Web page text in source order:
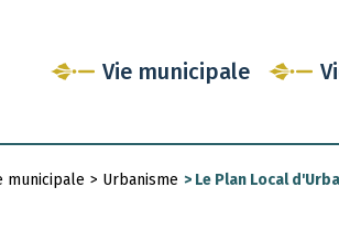
Vie municipale
municipale > Urbanisme > Le Plan Local